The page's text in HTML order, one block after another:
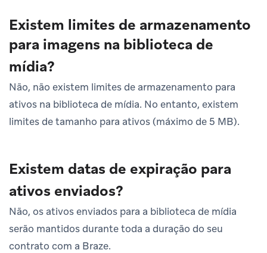
Existem limites de armazenamento
para imagens na biblioteca de
mídia?
Não, não existem limites de armazenamento para
ativos na biblioteca de mídia. No entanto, existem
limites de tamanho para ativos (máximo de 5 MB).
Existem datas de expiração para
ativos enviados?
Não, os ativos enviados para a biblioteca de mídia
serão mantidos durante toda a duração do seu
contrato com a Braze.